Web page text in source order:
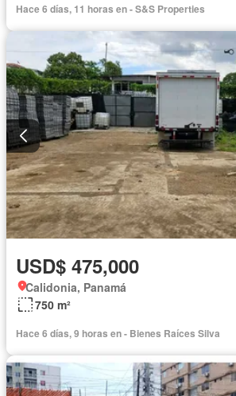
Hace 6 días, 11 horas en - S&S Properties
USD$ 475,000
Calidonia, Panamá
750 m²
Hace 6 días, 9 horas en - Bienes Raíces Silva